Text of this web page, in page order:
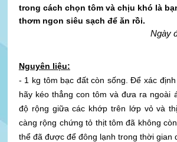
trong cách chọn tôm và chịu khó là
thơm ngon siêu sạch để ăn rồi.
Ngày
Nguyên liệu:
- 1 kg tôm bạc đất còn sống.Để xác định
hãy kéo thẳng con tôm và đưa ra ngoài
độ rộng giữa các khớp trên lớp vỏ và
càng rộng chứng tỏ thịt tôm đã không
thể đã được để đông lạnh trong thời gian